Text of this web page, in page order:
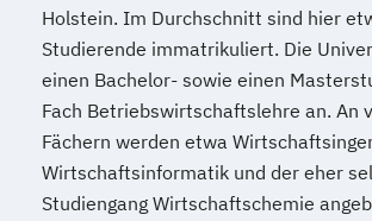
Holstein. Im Durchschnitt sind hier
Studierende immatrikuliert. Die
einen Bachelor- sowie einen
Fach Betriebswirtschaftslehre an. An
Fächern werden etwa
Wirtschaftsinformatik und der eher
Studiengang Wirtschaftschemie